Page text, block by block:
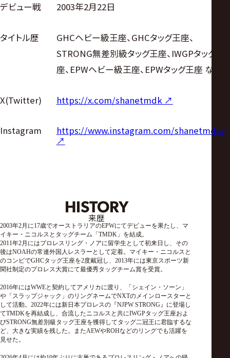
デビュー戦 2003年2月22日
タイトル歴
GHCヘビー級王座、GHCタッグ王座、
STRONG無差別級タッグ王座、IWGPタッグ王
座、EPWヘビー級王座、EPWタッグ王座 など
X(Twitter) https://x.com/shanetmdk ↗︎
Instagram
https://www.instagram.com/shanetmdk/
↗︎
HISTORY
来歴
2003年2月に17歳でオーストラリアのEPWにてデビューを果たし、マ
イキー・ニコルスとタッグチーム「TMDK」を結成。
2011年2月にはプロレスリング・ノアに留学生として初来日し、その
後はNOAHの常連外国人レスラーとして定着。マイキー・ニコルスと
のコンビでGHCタッグ王座を2度戴冠し、2013年には東京スポーツ新
聞社制定のプロレス大賞にて最優秀タッグチーム賞を受賞。
2016年にはWWEと契約してアメリカに渡り、「シェイン・ソーン」
や「スラップジャック」のリングネームでNXTのメインロースターと
して活動。2022年には新日本プロレスの『NJPW STRONG』に登場し
てTMDKを再結成し、合流したニコルスと共にIWGPタッグ王座およ
びSTRONG無差別級タッグ王座を獲得してタッグ二冠王に君臨するな
ど、大きな実績を残した。またAEWやROHなどのリングでも活躍を
見せた。